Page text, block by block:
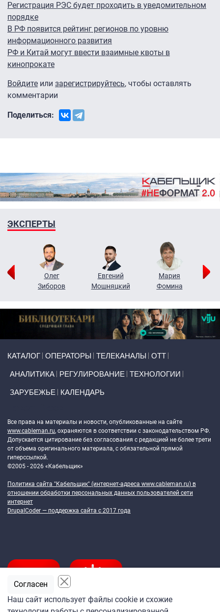
Регистрация РЭС будет проходить в уведомительном
порядке
В РФ появится рейтинг регионов по уровню
информационного развития
РФ и Китай могут ввести взаимные квоты в
кинопрокате
Войдите или зарегистрируйтесь, чтобы оставлять
комментарии
Поделиться:
ЭКСПЕРТЫ
Олег
Зиборов
Евгений
Мошняцкий
Мария
Фомина
КАТАЛОГ ОПЕРАТОРЫ ТЕЛЕКАНАЛЫ ОТТ
АНАЛИТИКА РЕГУЛИРОВАНИЕ ТЕХНОЛОГИИ
ЗАРУБЕЖЬЕ КАЛЕНДАРЬ
Все права на материалы и новости, опубликованные на сайте
www.cableman.ru, охраняются в соответствии с законодательством РФ.
Допускается цитирование без согласования с редакцией не более трети
от объема оригинального материала, с обязательной прямой
гиперссылкой.
©2005 - 2026 «Кабельщик»
Политика сайта "Кабельщик" (интернет-адреса www.cableman.ru) в
отношении обработки персональных данных пользователей сети
интернет
DrupalCoder — поддержка сайта c 2017 года
Наш сайт использует файлы cookie и схожие
Согласен